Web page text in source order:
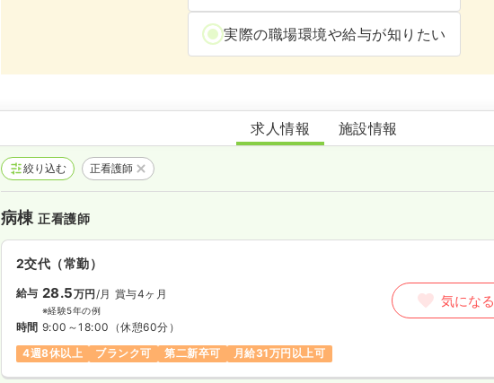
実際の職場環境や給与が知りたい
ぎおん牛田病院
求人情報 施設情報
絞り込む 正看護師
病棟正看護師
2交代（常勤）
給与 28.5万円/月 賞与4ヶ月
※経験5年の例
時間 9:00～18:00 （休憩60分）
4週8休以上
ブランク可 第二新卒可 月給31万円以上可
気になる